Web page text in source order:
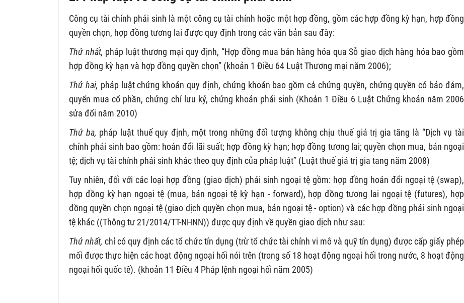
Công cụ tài chính phái sinh là một công cụ tài chính hoặc một hợp đồng, gồm các hợp đồng kỳ hạn, hợp đồng
quyền chọn, hợp đồng tương lai được quy định trong các văn bản sau đây:
Thứ nhất, pháp luật thương mại quy định, “Hợp đồng mua bán hàng hóa qua Sỗ giao dịch hàng hóa bao gồm
hợp đồng kỳ hạn và hợp đồng quyền chọn” (khoản 1 Điều 64 Luật Thương mại năm 2006);
Thứ hai, pháp luật chứng khoán quy định, chứng khoán bao gồm cả chứng quyền, chứng quyền có bảo đảm,
quyển mua cổ phần, chứng chỉ lưu ký, chứng khoán phái sinh (Khoản 1 Điều 6 Luật Chứng khoán năm 2006
sửa đổi năm 2010)
Thứ ba, pháp luật thuế quy định, một trong những đốì tượng không chịu thuế giá trị gia tăng là “Dịch vụ tài
chính phái sinh bao gồm: hoán đổi lãi suất; hợp đồng kỳ hạn; hợp đồng tương lai; quyền chọn mua, bán ngoại
tệ; dịch vụ tài chính phái sinh khác theo quy định của pháp luật” (Luật thuế giá trị gia tang năm 2008)
Tuy nhiên, đối với các loại hợp đồng (giao dịch) phái sinh ngoại tệ gồm: hợp đồng hoán đổi ngoại tệ (swap),
hợp đồng kỳ hạn ngoại tệ (mua, bán ngoại tệ kỳ hạn - forward), hợp đồng tương lai ngoại tệ (futures), hợp
đồng quyền chọn ngoại tệ (giao dịch quyền chọn mua, bán ngoại tệ - option) và các hợp đồng phái sinh ngoại
tệ khác ((Thông tư 21/2014/TT-NHNN)) được quy định về quyền giao dịch như sau:
Thứ nhất, chỉ có quy định các tổ chức tín dụng (trừ tổ chức tài chính vi mô và quỹ tín dụng) được cấp giấy phép
mối được thực hiện các hoạt động ngoại hối nói trên (trong số 18 hoạt động ngoại hối trong nước, 8 hoạt động
ngoại hối quốc tế). (khoản 11 Điều 4 Pháp lệnh ngoại hối năm 2005)